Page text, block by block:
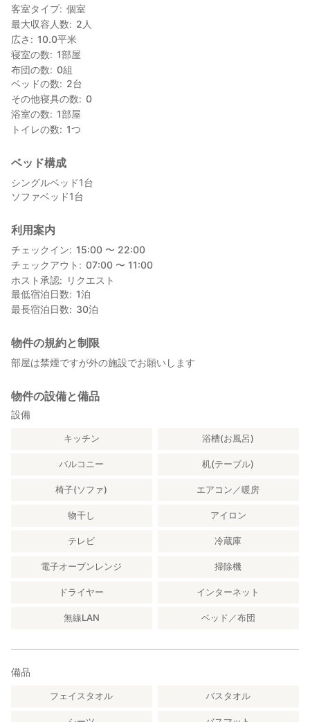
客室タイプ 個室
最大収容人数
2 人
広さ
10.0平米
寝室の数
1部屋
布団の数
0組
ベッドの数
2台
その他寝具の数
0
浴室の数
1部屋
トイレの数
1つ
ベッド構成
シングルベッド1台
ソファベッド1台
利用案内
チェックイン
15:00 〜 22:00
チェックアウト
07:00 〜 11:00
ホスト承認
リクエスト
最低宿泊日数
1泊
最長宿泊日数
30泊
物件の規約と制限
部屋は禁煙ですが外の施設でお願いします
物件の設備と備品
設備
キッチン 浴槽(お風呂)
バルコニー 机(テーブル)
椅子(ソファ) エアコン／暖房
物干し アイロン
テレビ 冷蔵庫
電子オーブンレンジ 掃除機
ドライヤー インターネット
無線LAN ベッド／布団
備品
フェイスタオル バスタオル